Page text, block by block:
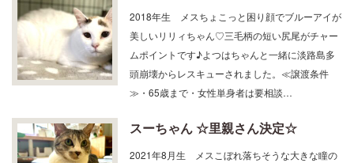
2018年生 メスちょこっと困り顔でブルーアイが
美しいリリィちゃん♡三毛柄の短い尻尾がチャー
ムポイントです♪よつはちゃんと一緒に淡路島多
頭崩壊からレスキューされました。≪譲渡条件
≫・65歳まで・女性単身者は要相談…
スーちゃん ☆里親さん決定☆
2021年8月生 メスこぼれ落ちそうな大きな瞳の